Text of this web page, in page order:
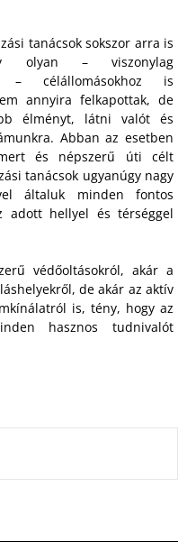
tanácsok sokszor arra is
olyan – viszonylag
– célállomásokhoz is
annyira felkapottak, de
élményt, látni valót és
Abban az esetben
és népszerű úti célt
tanácsok ugyanúgy nagy
általuk minden fontos
adott hellyel és térséggel
védőoltásokról, akár a
de akár az aktív
is, tény, hogy az
hasznos tudnivalót